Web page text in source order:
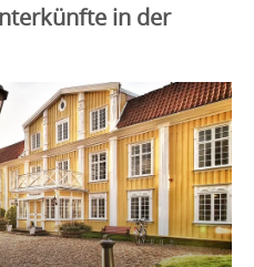
in der